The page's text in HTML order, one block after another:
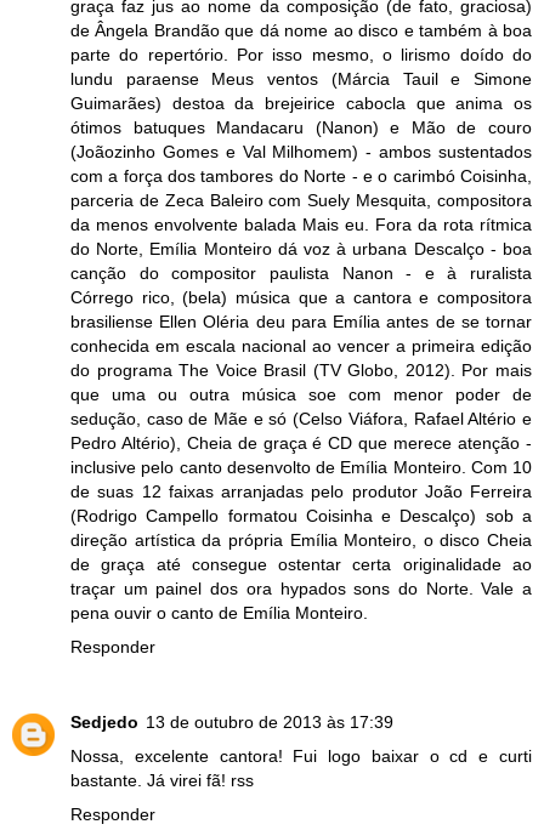
graça faz jus ao nome da composição (de fato, graciosa)
de Ângela Brandão que dá nome ao disco e também à boa
parte do repertório. Por isso mesmo, o lirismo doído do
lundu paraense Meus ventos (Márcia Tauil e Simone
Guimarães) destoa da brejeirice cabocla que anima os
ótimos batuques Mandacaru (Nanon) e Mão de couro
(Joãozinho Gomes e Val Milhomem) - ambos sustentados
com a força dos tambores do Norte - e o carimbó Coisinha,
parceria de Zeca Baleiro com Suely Mesquita, compositora
da menos envolvente balada Mais eu. Fora da rota rítmica
do Norte, Emília Monteiro dá voz à urbana Descalço - boa
canção do compositor paulista Nanon - e à ruralista
Córrego rico, (bela) música que a cantora e compositora
brasiliense Ellen Oléria deu para Emília antes de se tornar
conhecida em escala nacional ao vencer a primeira edição
do programa The Voice Brasil (TV Globo, 2012). Por mais
que uma ou outra música soe com menor poder de
sedução, caso de Mãe e só (Celso Viáfora, Rafael Altério e
Pedro Altério), Cheia de graça é CD que merece atenção -
inclusive pelo canto desenvolto de Emília Monteiro. Com 10
de suas 12 faixas arranjadas pelo produtor João Ferreira
(Rodrigo Campello formatou Coisinha e Descalço) sob a
direção artística da própria Emília Monteiro, o disco Cheia
de graça até consegue ostentar certa originalidade ao
traçar um painel dos ora hypados sons do Norte. Vale a
pena ouvir o canto de Emília Monteiro.
Responder
Sedjedo 13 de outubro de 2013 às 17:39
Nossa, excelente cantora! Fui logo baixar o cd e curti
bastante. Já virei fã! rss
Responder